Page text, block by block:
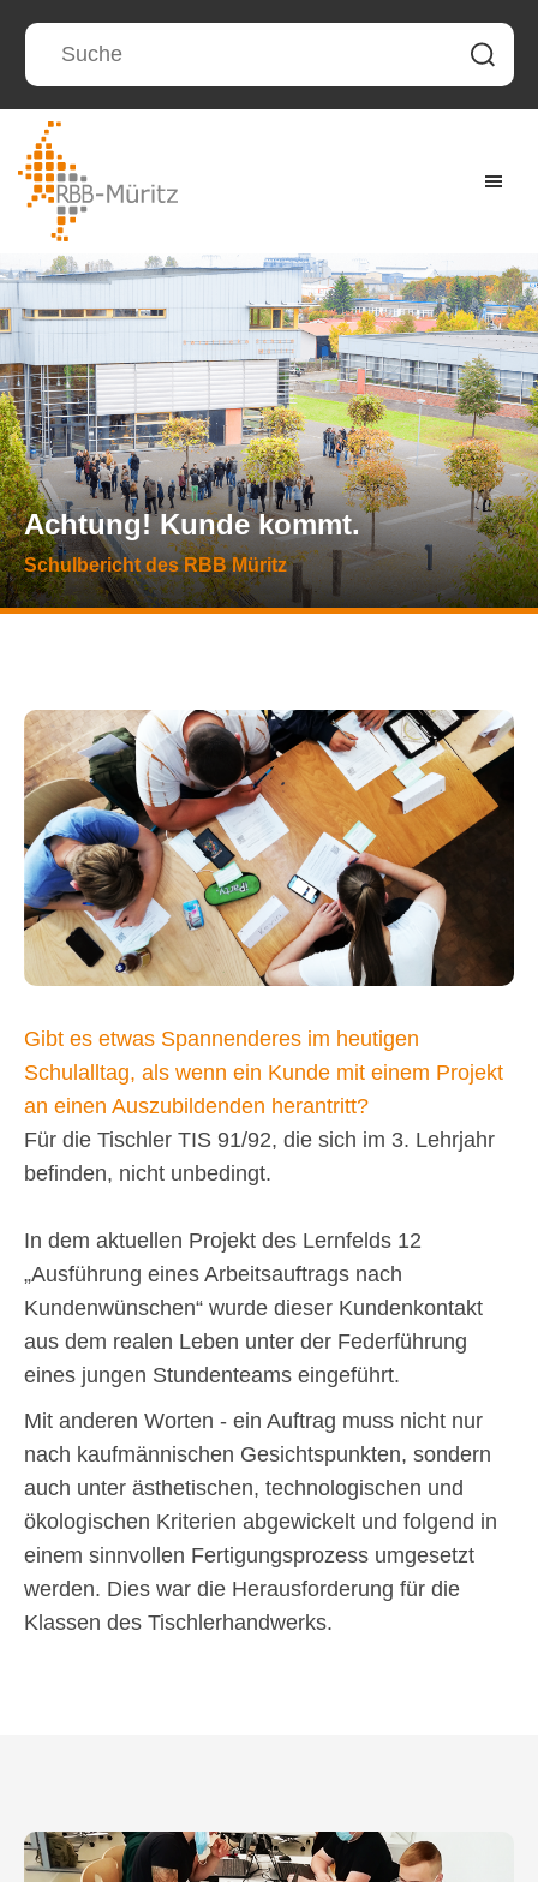
Achtung! Kunde kommt.
Schulbericht des RBB Müritz
Gibt es etwas Spannenderes im heutigen
Schulalltag, als wenn ein Kunde mit einem Projekt
an einen Auszubildenden herantritt?
Für die Tischler TIS 91/92, die sich im 3. Lehrjahr
befinden, nicht unbedingt.
In dem aktuellen Projekt des Lernfelds 12
„Ausführung eines Arbeitsauftrags nach
Kundenwünschen“ wurde dieser Kundenkontakt
aus dem realen Leben unter der Federführung
eines jungen Stundenteams eingeführt.
Mit anderen Worten - ein Auftrag muss nicht nur
nach kaufmännischen Gesichtspunkten, sondern
auch unter ästhetischen, technologischen und
ökologischen Kriterien abgewickelt und folgend in
einem sinnvollen Fertigungsprozess umgesetzt
werden. Dies war die Herausforderung für die
Klassen des Tischlerhandwerks.